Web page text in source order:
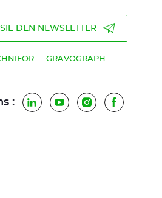
DEN NEWSLETTER
GRAVOGRAPH
: LinkedInYouTubeInstagram